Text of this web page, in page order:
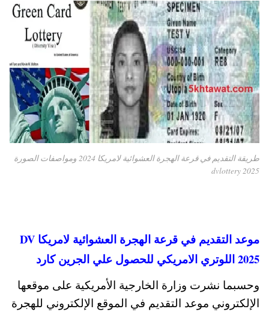
طريقة التقديم في قرعة الهجرة العشوائية لامريكا 2024 ومواصفات الصورة
dvlottery 2025
موعد التقديم في قرعة الهجرة العشوائية لامريكا DV
2025 اللوتري الامريكي للحصول علي الجرين كارد
وحسبما نشرت وزارة الخارجية الأمريكية على موقعها
الإلكتروني موعد التقديم في الموقع الإلكتروني للهجرة